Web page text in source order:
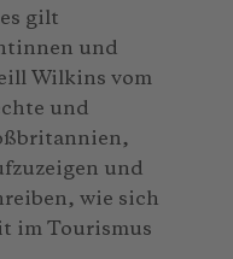
gilt
und
Wilkins vom
und
und
wie sich
im Tourismus